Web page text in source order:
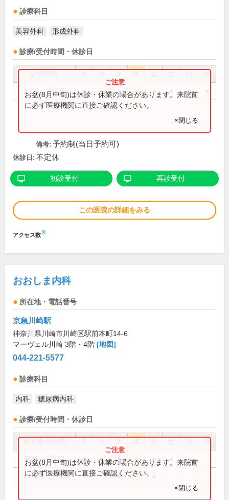
診療科目
美容外科 形成外科
診療/受付時間・休診日
祝
9:30～19:00 ● ● ● ● ● ●
お盆(8月中旬)は休診・休業の場合があります。来院前
に必ず医療機関に直接ご確認ください。
×閉じる
備考: 予約制(当日予約可)
休診日: 不定休
初診受付 再診受付
この医院の詳細をみる
アクセス数※
おおしま内科
所在地・電話番号
京急川崎駅
神奈川県川崎市川崎区駅前本町14-6
マーヴェル川崎 3階・4階 [地図]
044-221-5577
診療科目
内科 糖尿病内科
診療/受付時間・休診日
祝
7:45～12:30 ● ● ● ● ●
14:45～17:30 ● ●
お盆(8月中旬)は休診・休業の場合があります。来院前
に必ず医療機関に直接ご確認ください。
×閉じる